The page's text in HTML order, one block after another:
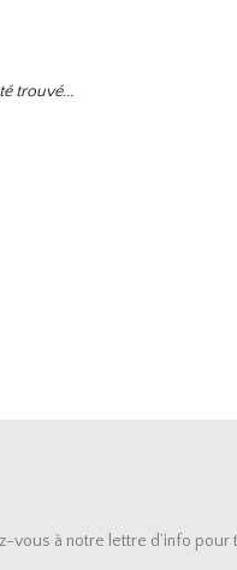
trouvé...
vous à notre lettre d’info pour